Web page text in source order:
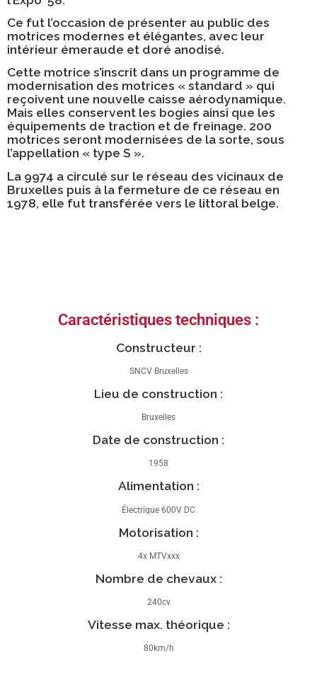
Ce fut l’occasion de présenter au public des
motrices modernes et élégantes, avec leur
intérieur émeraude et doré anodisé.
Cette motrice s’inscrit dans un programme de
modernisation des motrices « standard » qui
reçoivent une nouvelle caisse aérodynamique.
Mais elles conservent les bogies ainsi que les
équipements de traction et de freinage. 200
motrices seront modernisées de la sorte, sous
l’appellation « type S ».
La 9974 a circulé sur le réseau des vicinaux de
Bruxelles puis à la fermeture de ce réseau en
1978, elle fut transférée vers le littoral belge.
Caractéristiques techniques :
Constructeur :
SNCV Bruxelles
Lieu de construction :
Bruxelles
Date de construction :
1958
Alimentation :
Électrique 600V DC
Motorisation :
4x MTVxxx
Nombre de chevaux :
240cv
Vitesse max. théorique :
80km/h